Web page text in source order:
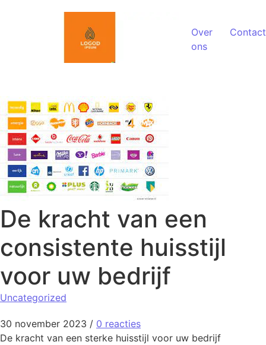
Over
ons
Contact
De kracht van een
consistente huisstijl
voor uw bedrijf
Uncategorized
30 november 2023 / 0 reacties
De kracht van een sterke huisstijl voor uw bedrijf